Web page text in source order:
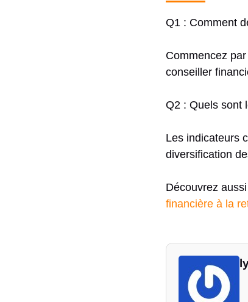
Q1 : Comment
Commencez
conseiller
Q2 : Quels sont
Les indicateurs
diversification
Découvrez
financière à la